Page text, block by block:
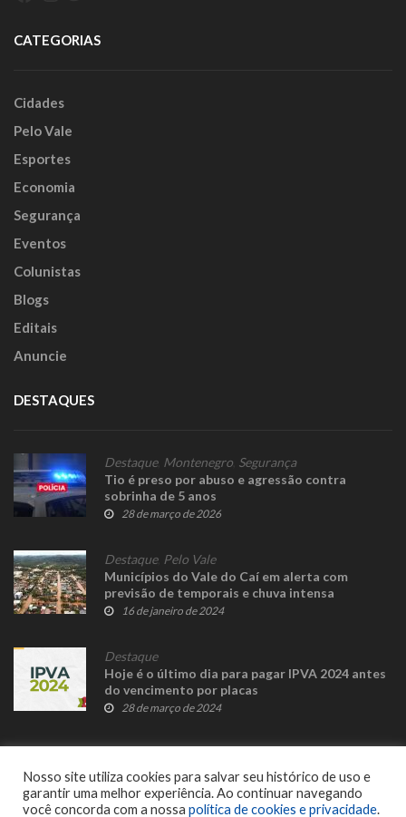
CATEGORIAS
Cidades
Pelo Vale
Esportes
Economia
Segurança
Eventos
Colunistas
Blogs
Editais
Anuncie
DESTAQUES
Destaque, Montenegro Segurança
Tio é preso por abuso e agressão contra
sobrinha de 5 anos
28 de março de 2026
Destaque, Pelo Vale
Municípios do Vale do Caí em alerta com
previsão de temporais e chuva intensa
16 de janeiro de 2024
Destaque
Hoje é o último dia para pagar IPVA 2024 antes
do vencimento por placas
28 de março de 2024
Nosso site utiliza cookies para salvar seu histórico de uso e
garantir uma melhor experiência. Ao continuar navegando
você concorda com a nossa política de cookies e privacidade.